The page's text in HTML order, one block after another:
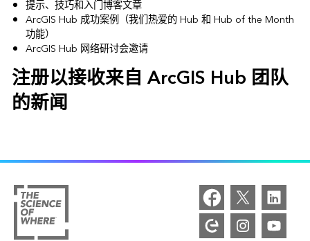
提示、技巧和入门博客文章
ArcGIS Hub 成功案例（我们热爱的 Hub 和 Hub of the Month
功能）
ArcGIS Hub 网络研讨会邀请
注册以接收来自 ArcGIS Hub 团队
的新闻